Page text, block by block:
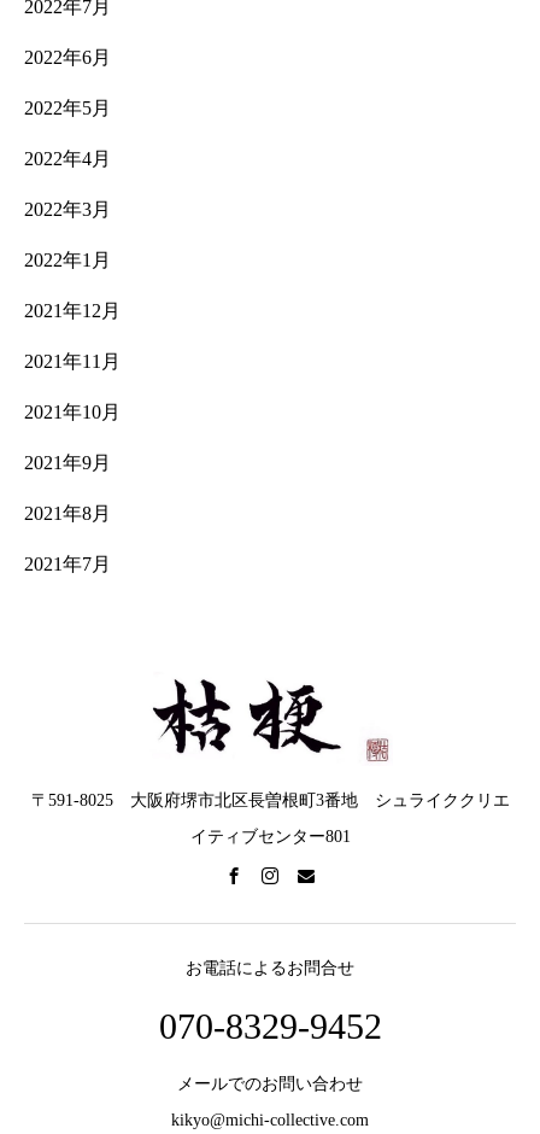
2022年7月
2022年6月
2022年5月
2022年4月
2022年3月
2022年1月
2021年12月
2021年11月
2021年10月
2021年9月
2021年8月
2021年7月
〒591-8025 大阪府堺市北区長曽根町3番地 シュライククリエ
イティブセンター801
お電話によるお問合せ
070-8329-9452
メールでのお問い合わせ
kikyo@michi-collective.com